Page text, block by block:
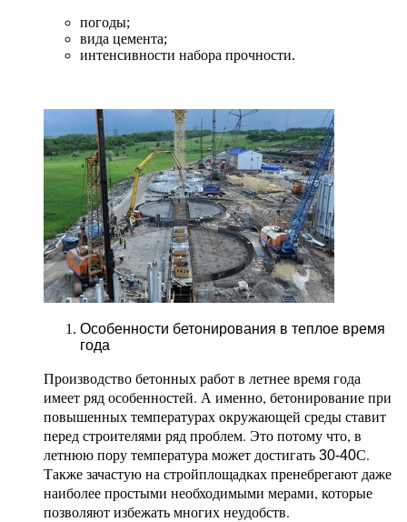
погоды;
вида цемента;
интенсивности набора прочности.
Особенности бетонирования в теплое время
года
Производство бетонных работ в летнее время года
имеет ряд особенностей. А именно, бетонирование при
повышенных температурах окружающей среды ставит
перед строителями ряд проблем. Это потому что, в
летнюю пору температура может достигать 30-40С.
Также зачастую на стройплощадках пренебрегают даже
наиболее простыми необходимыми мерами, которые
позволяют избежать многих неудобств.